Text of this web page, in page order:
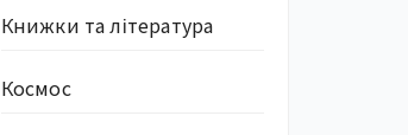
Книжки та література
Космос